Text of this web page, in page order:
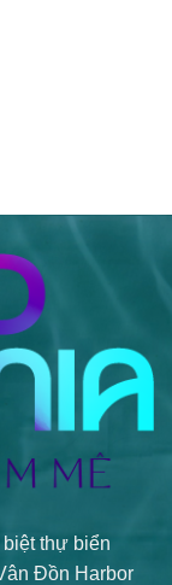
thự biển
Đồn Harbor